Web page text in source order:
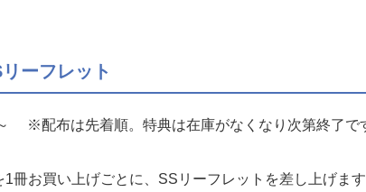
ーフレット
※配布は先着順。特典は在庫がなくなり次第終了で
冊お買い上げごとに、SSリーフレットを差し上げます